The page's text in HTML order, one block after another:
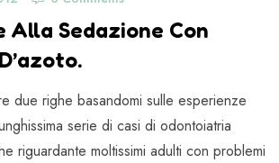
Sedazione Con
due righe basandomi sulle esperienze
serie di casi di odontoiatria
riguardante moltissimi adulti con problemi